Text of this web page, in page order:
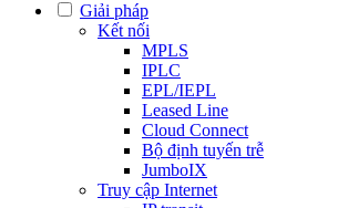
Giải pháp
Kết nối
MPLS
IPLC
EPL/IEPL
Leased Line
Cloud Connect
Bộ định tuyến trễ
JumboIX
Truy cập Internet